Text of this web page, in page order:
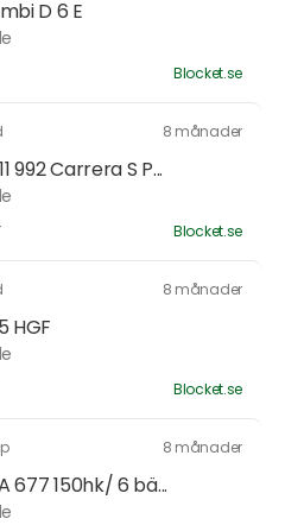
D 6 E
Blocket.se
8 månader
992 Carrera S P...
Blocket.se
8 månader
HGF
Blocket.se
8 månader
677 150hk/ 6 bä...